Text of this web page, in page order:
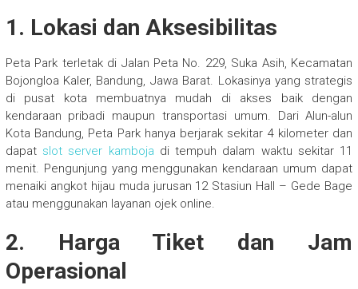
1. Lokasi dan Aksesibilitas
Peta Park terletak di Jalan Peta No. 229, Suka Asih, Kecamatan
Bojongloa Kaler, Bandung, Jawa Barat. Lokasinya yang strategis
di pusat kota membuatnya mudah di akses baik dengan
kendaraan pribadi maupun transportasi umum. Dari Alun-alun
Kota Bandung, Peta Park hanya berjarak sekitar 4 kilometer dan
dapat slot server kamboja di tempuh dalam waktu sekitar 11
menit. Pengunjung yang menggunakan kendaraan umum dapat
menaiki angkot hijau muda jurusan 12 Stasiun Hall – Gede Bage
atau menggunakan layanan ojek online.
2. Harga Tiket dan Jam
Operasional